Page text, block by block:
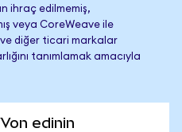
ihraç edilmemiş,
veya CoreWeave ile
ve diğer ticari markalar
tanımlamak amacıyla
edinin